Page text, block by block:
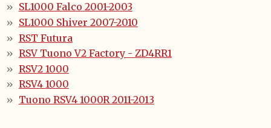
SL1000 Falco 2001-2003
SL1000 Shiver 2007-2010
RST Futura
RSV Tuono V2 Factory - ZD4RR1
RSV2 1000
RSV4 1000
Tuono RSV4 1000R 2011-2013